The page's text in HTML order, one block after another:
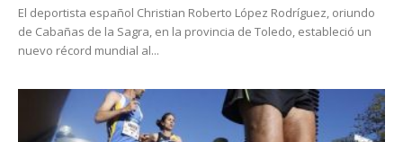
El deportista español Christian Roberto López Rodríguez, oriundo
de Cabañas de la Sagra, en la provincia de Toledo, estableció un
nuevo récord mundial al...